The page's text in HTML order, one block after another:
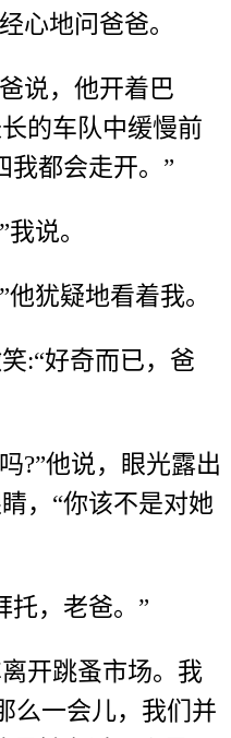
心地问爸爸。
说，他开着巴
的车队中缓慢前
我都会走开。”
说。
犹疑地看着我。
:“好奇而已，爸
?”他说，眼光露出
，“你该不是对她
托，老爸。”
开跳蚤市场。我
么一会儿，我们并